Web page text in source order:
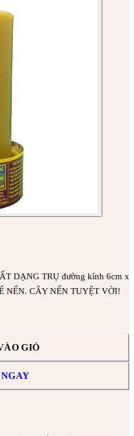
DẠNG TRỤ đường kính 6cm x
NẾN. CÂY NẾN TUYỆT VỜI!
GIỎ